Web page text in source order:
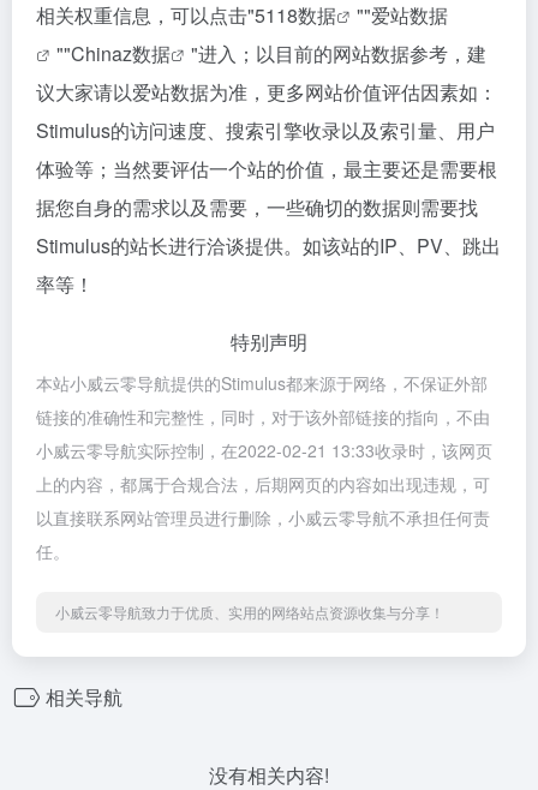
相关权重信息，可以点击"5118数据 ""爱站数据
""Chinaz数据
"进入；以目前的网站数据参考，建
议大家请以爱站数据为准，更多网站价值评估因素如：
Stimulus的访问速度、搜索引擎收录以及索引量、用户
体验等；当然要评估一个站的价值，最主要还是需要根
据您自身的需求以及需要，一些确切的数据则需要找
Stimulus的站长进行洽谈提供。如该站的IP、PV、跳出
率等！
特别声明
本站小威云零导航提供的Stimulus都来源于网络，不保证外部
链接的准确性和完整性，同时，对于该外部链接的指向，不由
小威云零导航实际控制，在2022-02-21 13:33收录时，该网页
上的内容，都属于合规合法，后期网页的内容如出现违规，可
以直接联系网站管理员进行删除，小威云零导航不承担任何责
任。
小威云零导航致力于优质、实用的网络站点资源收集与分享！
相关导航
没有相关内容!